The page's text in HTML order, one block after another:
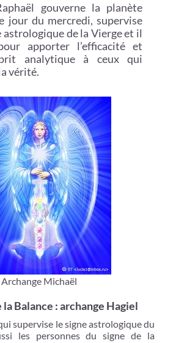
gouverne la planète
jour du mercredi, supervise
astrologique de la Vierge et il
apporter l’efficacité et
analytique à ceux qui
vérité.
Archange Michaël
Balance : archange Hagiel
supervise le signe astrologique du
les personnes du signe de la